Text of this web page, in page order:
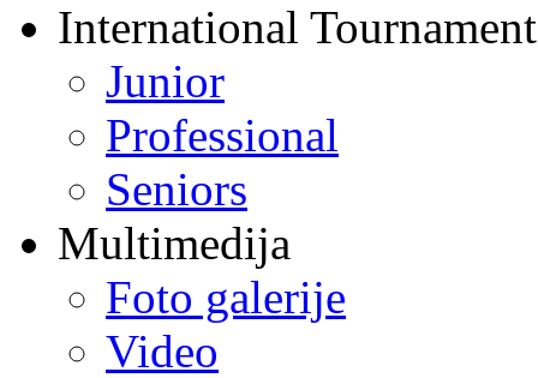
International
Junior
Professional
Seniors
Multimedija
Foto galerije
Video